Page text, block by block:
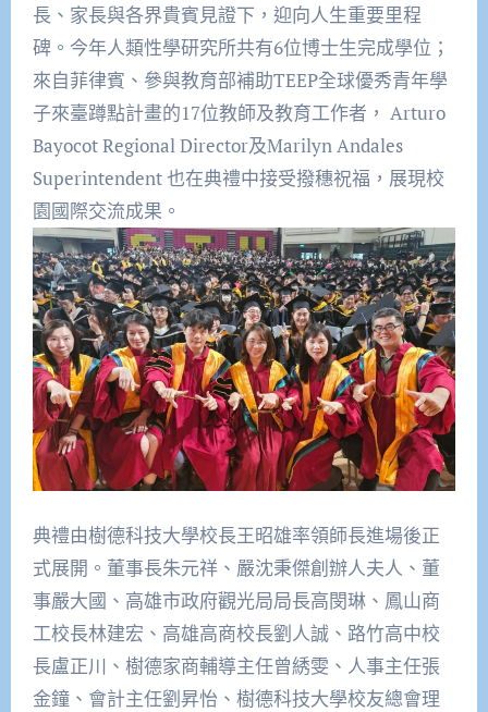
長、家長與各界貴賓見證下，迎向人生重要里程
碑。今年人類性學研究所共有6位博士生完成學位；
來自菲律賓、參與教育部補助TEEP全球優秀青年學
子來臺蹲點計畫的17位教師及教育工作者， Arturo
Bayocot Regional Director及Marilyn Andales
Superintendent 也在典禮中接受撥穗祝福，展現校
園國際交流成果。
典禮由樹德科技大學校長王昭雄率領師長進場後正
式展開。董事長朱元祥、嚴沈秉傑創辦人夫人、董
事嚴大國、高雄市政府觀光局局長高閔琳、鳳山商
工校長林建宏、高雄高商校長劉人誠、路竹高中校
長盧正川、樹德家商輔導主任曾綉雯、人事主任張
金鐘、會計主任劉昇怡、樹德科技大學校友總會理